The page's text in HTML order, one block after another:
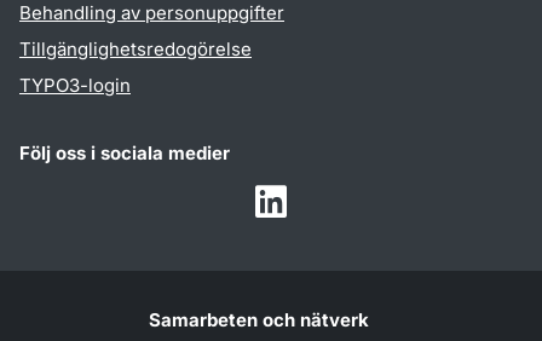
Behandling av personuppgifter
Tillgänglighetsredogörelse
TYPO3-login
Följ oss i sociala medier
Humlab
LinkedIn
Samarbeten och nätverk